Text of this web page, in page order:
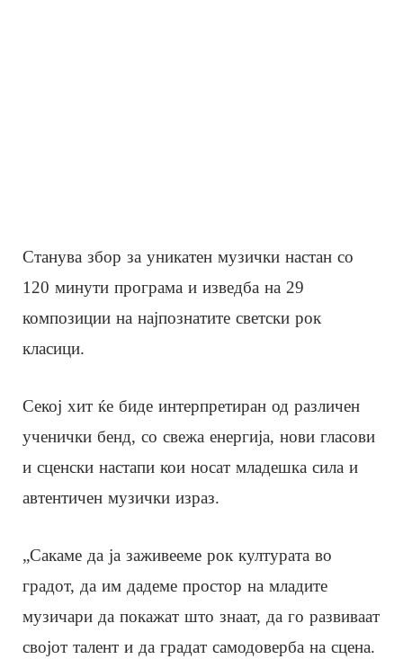
Станува збор за уникатен музички настан со
120 минути програма и изведба на 29
композиции на најпознатите светски рок
класици.
Секој хит ќе биде интерпретиран од различен
ученички бенд, со свежа енергија, нови гласови
и сценски настапи кои носат младешка сила и
автентичен музички израз.
„Сакаме да ја заживееме рок културата во
градот, да им дадеме простор на младите
музичари да покажат што знаат, да го развиваат
својот талент и да градат самодоверба на сцена.